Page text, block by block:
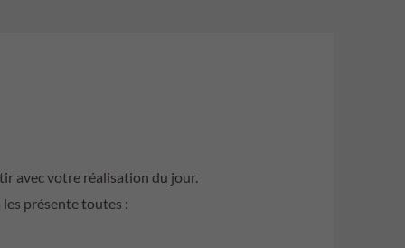
avec votre réalisation du jour.
présente toutes :